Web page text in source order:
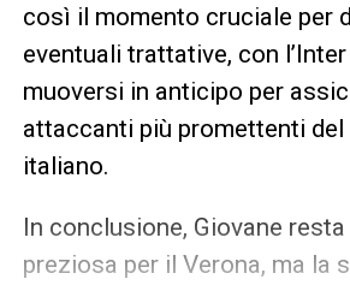
così il momento cruciale per
eventuali trattative, con
muoversi in anticipo per
attaccanti più promettenti
italiano.
In conclusione, Giovane resta
preziosa per il Verona, ma la